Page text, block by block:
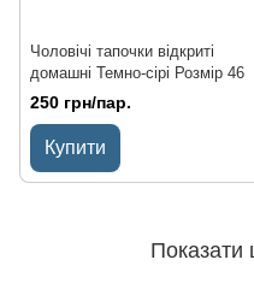
Чоловічі тапочки відкриті
домашні Темно-сірі Розмір 46
250 грн/пар.
Купити
Показати